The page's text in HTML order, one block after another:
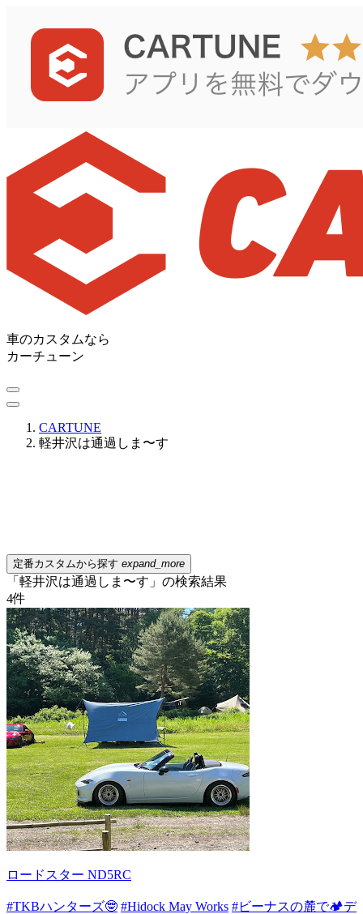
車のカスタムなら
カーチューン
CARTUNE
軽井沢は通過しま〜す
定番カスタムから探す expand_more
「軽井沢は通過しま〜す」の検索結果
4件
ロードスター ND5RC
#TKBハンターズ🤓 #Hidock May Works #ビーナスの麓で🏕️デ